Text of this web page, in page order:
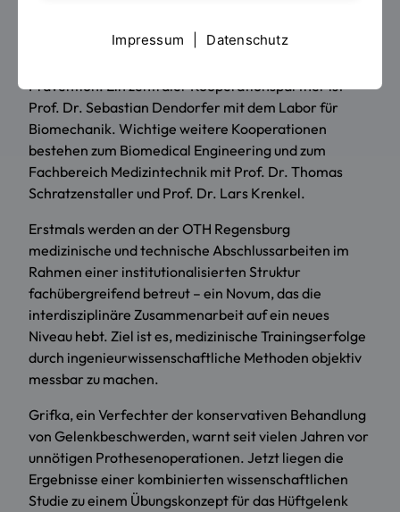
Methoden zu verbinden – mit Fokus auf
Prävention. Ein zentraler Kooperationspartner ist
Prof. Dr. Sebastian Dendorfer mit dem Labor für
Biomechanik. Wichtige weitere Kooperationen
bestehen zum Biomedical Engineering und zum
Fachbereich Medizintechnik mit Prof. Dr. Thomas
Schratzenstaller und Prof. Dr. Lars Krenkel.
Erstmals werden an der OTH Regensburg
medizinische und technische Abschlussarbeiten im
Rahmen einer institutionalisierten Struktur
fachübergreifend betreut – ein Novum, das die
interdisziplinäre Zusammenarbeit auf ein neues
Niveau hebt. Ziel ist es, medizinische Trainingserfolge
durch ingenieurwissenschaftliche Methoden objektiv
messbar zu machen.
Grifka, ein Verfechter der konservativen Behandlung
von Gelenkbeschwerden, warnt seit vielen Jahren vor
unnötigen Prothesenoperationen. Jetzt liegen die
Ergebnisse einer kombinierten wissenschaftlichen
Studie zu einem Übungskonzept für das Hüftgelenk
Impressum Datenschutz